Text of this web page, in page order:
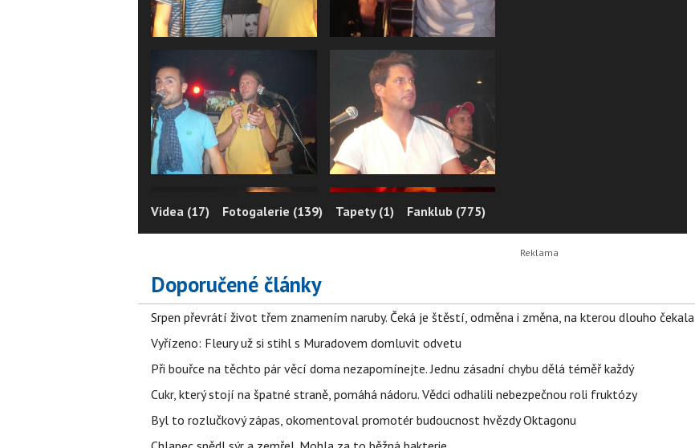
Videa (17) Fotogalerie (139) Tapety (1) Fanklub (775)
Doporučené články
Srpen převrátí život třem znamením naruby. Čeká je štěstí, odměna i změna, na kterou dlouho čekala
Vyřízeno: Fleury už si stihl s Muradovem domluvit odvetu
Při bouřce na těchto pár věcí doma nezapomínejte. Jednu zásadní chybu dělá téměř každý
Cukr, který stojí na špatné straně, pomáhá nádoru. Vědci odhalili nebezpečnou roli fruktózy
Byl to rozlučkový zápas, okomentoval promotér budoucnost hvězdy Oktagonu